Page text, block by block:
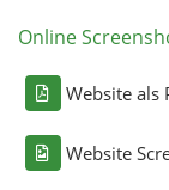
Online
Website als
Website